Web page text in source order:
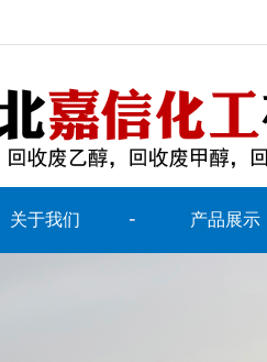
关于我们 产品展示